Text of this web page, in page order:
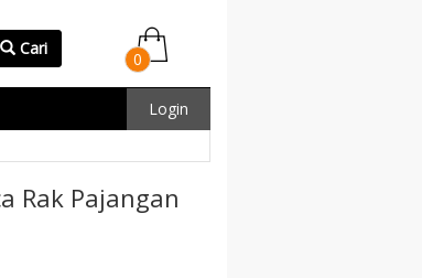
Cari
0
Login
Rak Pajangan